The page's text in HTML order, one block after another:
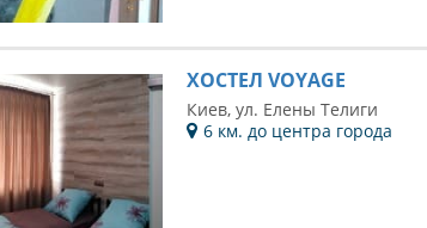
ХОСТЕЛ VOYAGE
Киев, ул. Елены Телиги
6 км. до центра города